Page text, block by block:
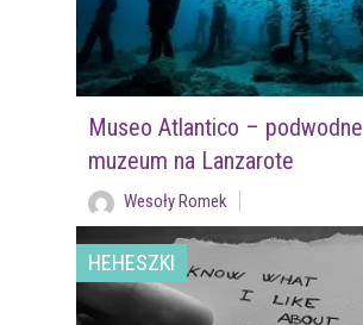
Museo Atlantico – podwodne
muzeum na Lanzarote
Wesoły Romek
HEHESZKI